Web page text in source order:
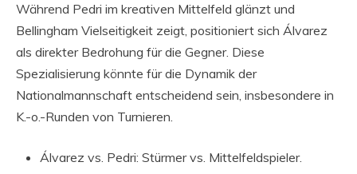
Während Pedri im kreativen Mittelfeld glänzt und
Bellingham Vielseitigkeit zeigt, positioniert sich Álvarez
als direkter Bedrohung für die Gegner. Diese
Spezialisierung könnte für die Dynamik der
Nationalmannschaft entscheidend sein, insbesondere in
K.-o.-Runden von Turnieren.
Álvarez vs. Pedri: Stürmer vs. Mittelfeldspieler.